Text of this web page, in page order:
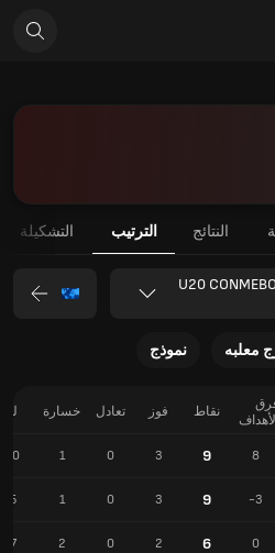
النتائج الترتيب التشكيلة
U20
معلبه نموذج
نقاط فوز تعادل خسارة لـ
8
9
3
0
1
10
-3
9
3
0
1
5
0
6
2
0
2
7